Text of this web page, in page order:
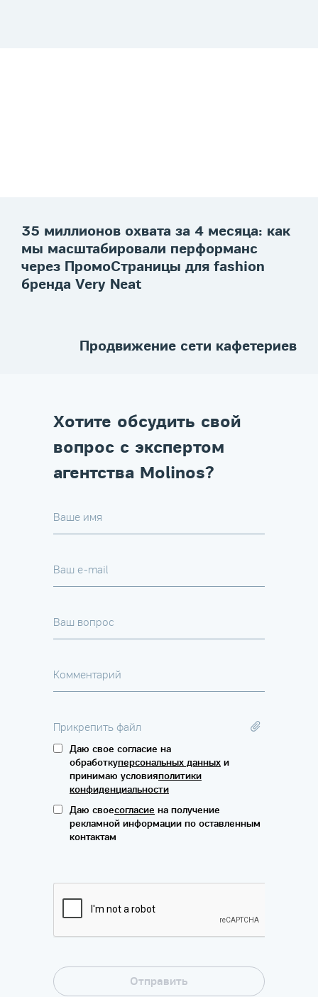
35 миллионов охвата за 4 месяца: как
мы масштабировали перформанс
через ПромоСтраницы для fashion
бренда Very Neat
Продвижение сети кафетериев
Хотите обсудить свой
вопрос с экспертом
агентства Molinos?
Ваше имя
Ваш e-mail
Ваш вопрос
Комментарий
Прикрепить файл
Даю свое согласие на
обработкуперсональных данных и
принимаю условияполитики
конфиденциальности
Даю своесогласие на получение
рекламной информации по оставленным
контактам